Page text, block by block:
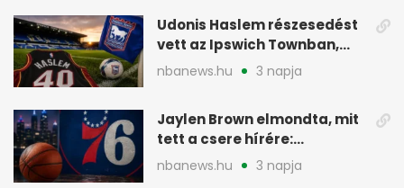
Udonis Haslem részesedést
vett az Ipswich Townban,
Premier League-szereplés
nbanews.hu 3 napja
Jaylen Brown elmondta, mit
tett a csere hírére:
elhajította a telefonját
nbanews.hu 3 napja